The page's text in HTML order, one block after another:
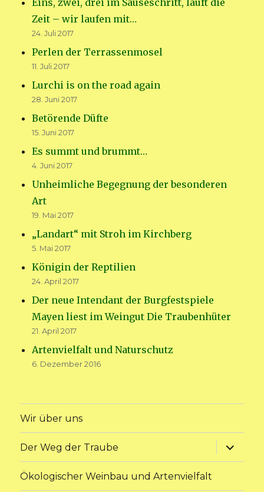
Eins, zwei, drei im Sauseschritt, läuft die
Zeit – wir laufen mit…
24. Juli 2017
Perlen der Terrassenmosel
11. Juli 2017
Lurchi is on the road again
28. Juni 2017
Betörende Düfte
15. Juni 2017
Es summt und brummt…
4. Juni 2017
Unheimliche Begegnung der besonderen
Art
19. Mai 2017
„Landart“ mit Stroh im Kirchberg
5. Mai 2017
Königin der Reptilien
24. April 2017
Der neue Intendant der Burgfestspiele
Mayen liest im Weingut Die Traubenhüter
21. April 2017
Artenvielfalt und Naturschutz
6. Dezember 2016
Wir über uns
Der Weg der Traube
Ökologischer Weinbau und Artenvielfalt